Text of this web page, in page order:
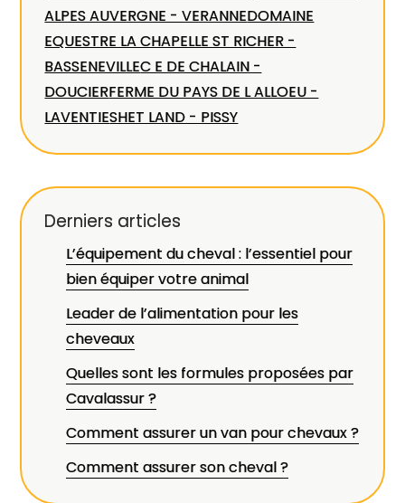
ALPES AUVERGNE - VERANNEDOMAINE
EQUESTRE LA CHAPELLE ST RICHER -
BASSENEVILLEC E DE CHALAIN -
DOUCIERFERME DU PAYS DE L ALLOEU -
LAVENTIESHET LAND - PISSY
Derniers articles
L’équipement du cheval : l’essentiel pour
bien équiper votre animal
Leader de l’alimentation pour les
cheveaux
Quelles sont les formules proposées par
Cavalassur ?
Comment assurer un van pour chevaux ?
Comment assurer son cheval ?